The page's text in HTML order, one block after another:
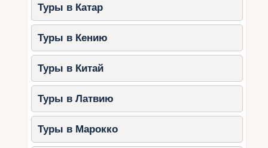
Туры в Катар
Туры в Кению
Туры в Китай
Туры в Латвию
Туры в Марокко